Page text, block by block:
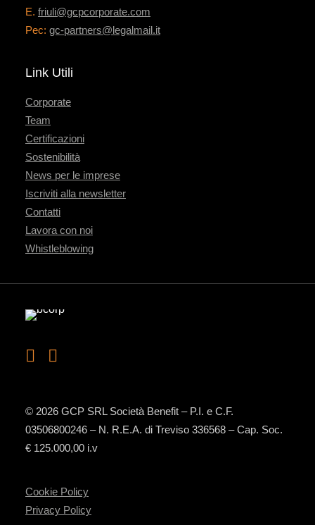
E. friuli@gcpcorporate.com
Pec: gc-partners@legalmail.it
Link Utili
Corporate
Team
Certificazioni
Sostenibilità
News per le imprese
Iscriviti alla newsletter
Contatti
Lavora con noi
Whistleblowing
© 2026 GCP SRL Società Benefit – P.I. e C.F.
03506800246 – N. R.E.A. di Treviso 336568 – Cap. Soc.
€ 125.000,00 i.v
Cookie Policy
Privacy Policy